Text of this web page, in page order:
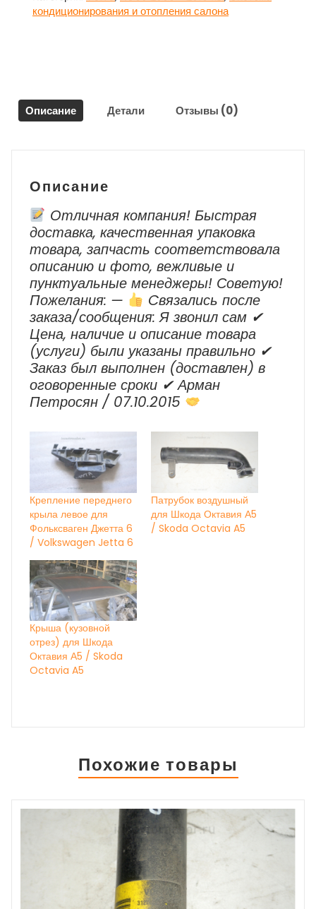
(в
Volvo
XC60
кондиционирования и отопления салона
Описание Детали Отзывы (0)
Описание
Отличная компания! Быстрая
доставка, качественная упаковка
товара, запчасть соответствовала
описанию и фото, вежливые и
пунктуальные менеджеры! Советую!
Пожелания: —
Cвязались после
заказа/сообщения: Я звонил сам ✔
Цена, наличие и описание товара
(услуги) были указаны правильно ✔
Заказ был выполнен (доставлен) в
оговоренные сроки ✔ Арман
Петросян / 07.10.2015
Крепление переднего
крыла левое для
Фольксваген Джетта 6
/ Volkswagen Jetta 6
Патрубок воздушный
для Шкода Октавия А5
/ Skoda Octavia A5
Крыша (кузовной
отрез) для Шкода
Октавия А5 / Skoda
Octavia A5
Похожие товары